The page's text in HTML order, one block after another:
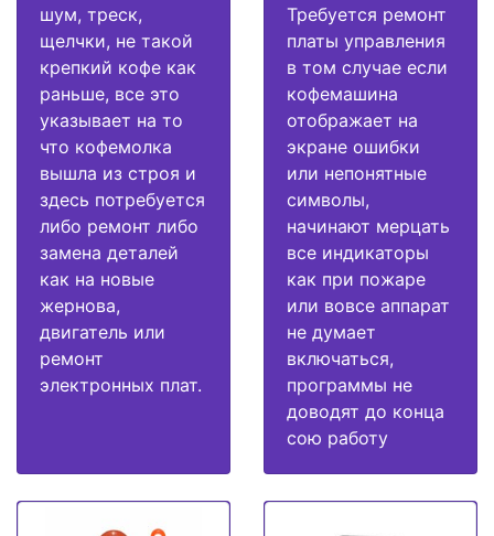
шум, треск,
щелчки, не такой
крепкий кофе как
раньше, все это
указывает на то
что кофемолка
вышла из строя и
здесь потребуется
либо ремонт либо
замена деталей
как на новые
жернова,
двигатель или
ремонт
электронных плат.
Требуется ремонт
платы управления
в том случае если
кофемашина
отображает на
экране ошибки
или непонятные
символы,
начинают мерцать
все индикаторы
как при пожаре
или вовсе аппарат
не думает
включаться,
программы не
доводят до конца
сою работу